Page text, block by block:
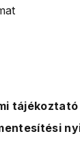
tájékoztató